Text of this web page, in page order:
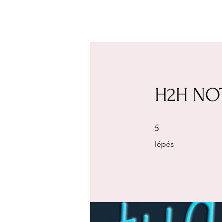
H2H
5
lépés
5 lépés